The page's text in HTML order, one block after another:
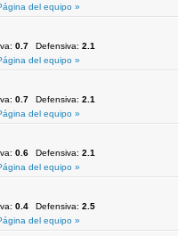
del equipo »
0.7 Defensiva: 2.1
del equipo »
0.7 Defensiva: 2.1
del equipo »
0.6 Defensiva: 2.1
del equipo »
0.4 Defensiva: 2.5
del equipo »